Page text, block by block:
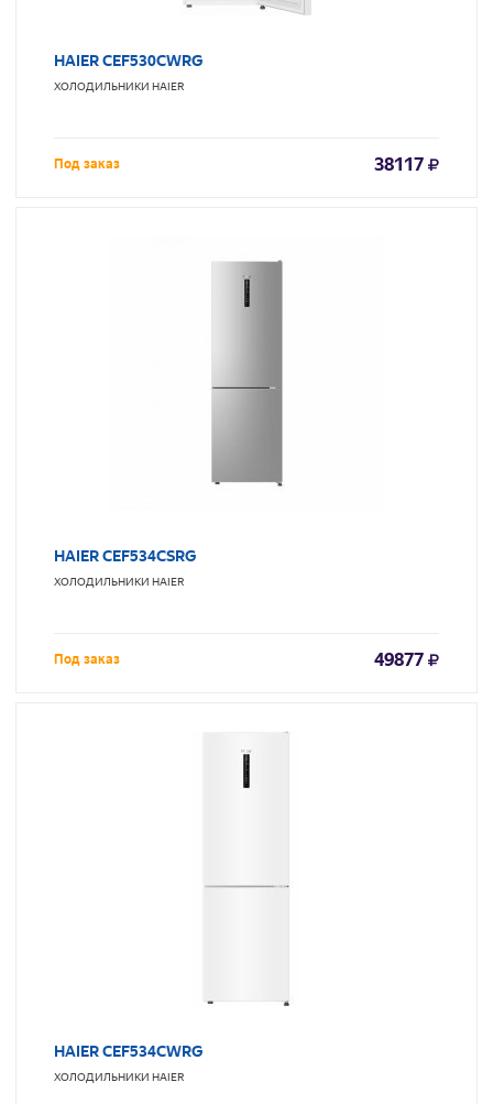
HAIER CEF530CWRG
ХОЛОДИЛЬНИКИ HAIER
Под заказ 38117
HAIER CEF534CSRG
ХОЛОДИЛЬНИКИ HAIER
Под заказ 49877
HAIER CEF534CWRG
ХОЛОДИЛЬНИКИ HAIER